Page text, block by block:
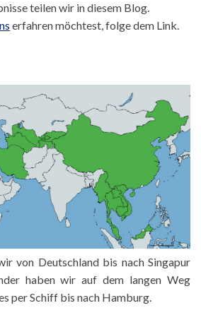
teilen wir in diesem Blog.
erfahren möchtest, folge dem Link.
von Deutschland bis nach Singapur
haben wir auf dem langen Weg
per Schiff bis nach Hamburg.